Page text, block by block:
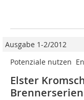
Ausgabe 1-2/2012
Potenziale nutzen 
Elster
Brennerserien